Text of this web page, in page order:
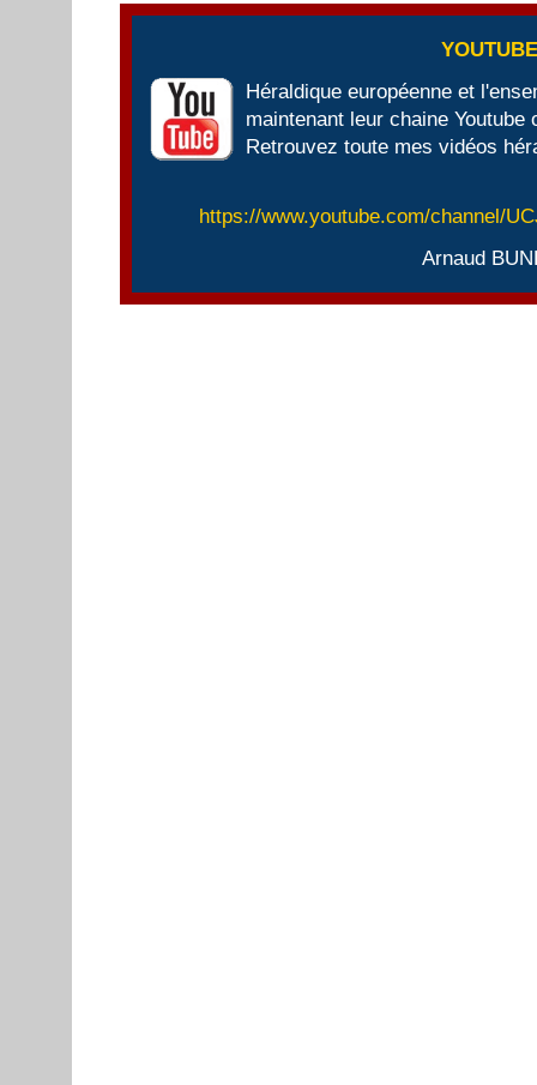
Héraldique européenne et
maintenant leur chaine Youtube
Retrouvez toute mes vidéos
https://www.youtube.com/channel/
Arnaud